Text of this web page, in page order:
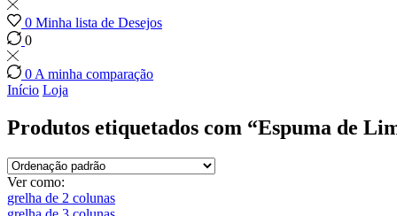
0 Minha lista de Desejos
0
0 A minha comparação
Início Loja
Produtos etiquetados com “Espuma de
Ver como:
grelha de 2 colunas